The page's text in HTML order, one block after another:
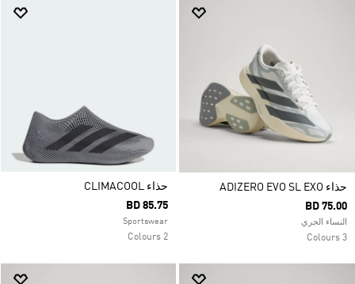
حذاء ADIZERO EVO SL EXO
BD 75.00
النساء الجري
3 Colours
حذاء CLIMACOOL
BD 85.75
Sportswear
2 Colours